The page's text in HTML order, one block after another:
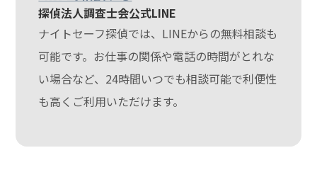
探偵法人調査士会公式LINE
ナイトセーフ探偵では、LINEからの無料相談も
可能です。お仕事の関係や電話の時間がとれな
い場合など、24時間いつでも相談可能で利便性
も高くご利用いただけます。